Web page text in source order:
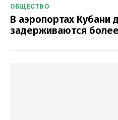
ОБЩЕСТВО
В аэропортах Кубани
задерживаются